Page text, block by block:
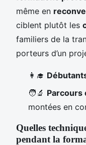
même en
ciblent plutôt les
familiers de la
porteurs d’un
👩‍🎓
🧑‍🔬 Parcours
montées en
Quelles
pendant la